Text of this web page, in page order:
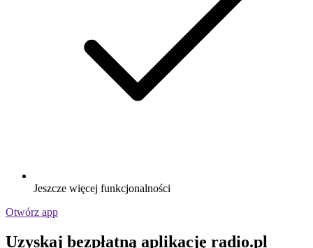
Jeszcze więcej funkcjonalności
Otwórz app
Uzyskaj bezpłatną aplikację radio.pl